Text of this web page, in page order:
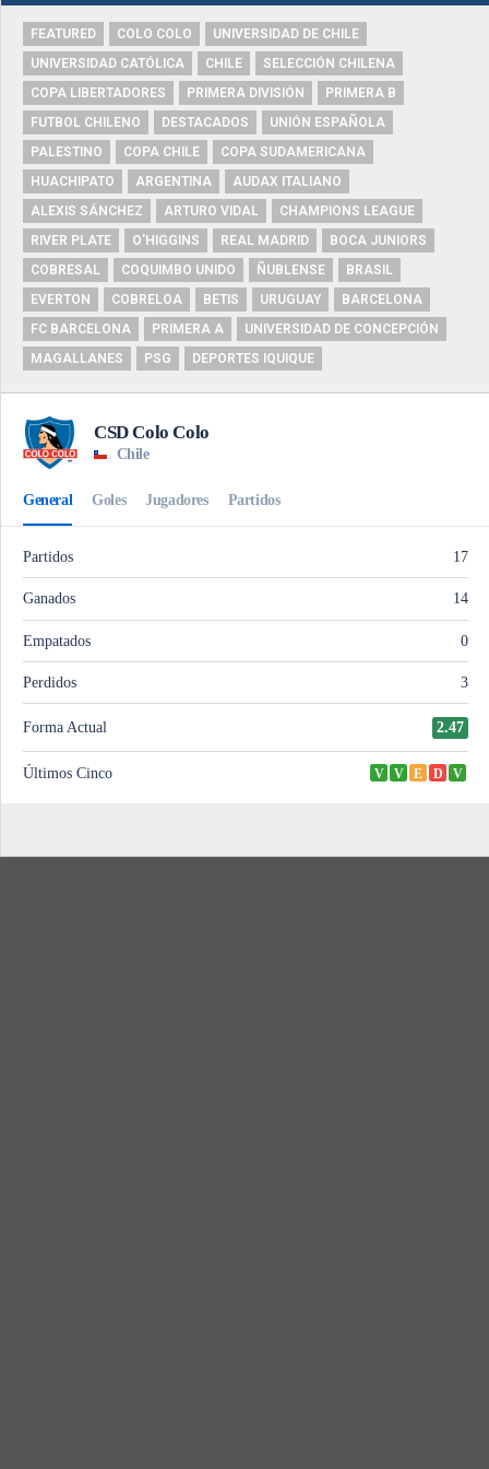
FEATURED COLO COLO
UNIVERSIDAD DE CHILE
UNIVERSIDAD CATÓLICA
CHILE
SELECCIÓN CHILENA
COPA LIBERTADORES
PRIMERA DIVISIÓN
PRIMERA B
FUTBOL CHILENO
DESTACADOS
UNIÓN ESPAÑOLA
PALESTINO
COPA CHILE
COPA SUDAMERICANA
HUACHIPATO
ARGENTINA
AUDAX ITALIANO
ALEXIS SÁNCHEZ
ARTURO VIDAL
CHAMPIONS LEAGUE
RIVER PLATE
O'HIGGINS REAL MADRID
BOCA JUNIORS
COBRESAL
COQUIMBO UNIDO ÑUBLENSE
BRASIL
EVERTON
COBRELOA BETIS URUGUAY
BARCELONA
FC BARCELONA
PRIMERA A
UNIVERSIDAD DE CONCEPCIÓN
MAGALLANES
PSG DEPORTES IQUIQUE